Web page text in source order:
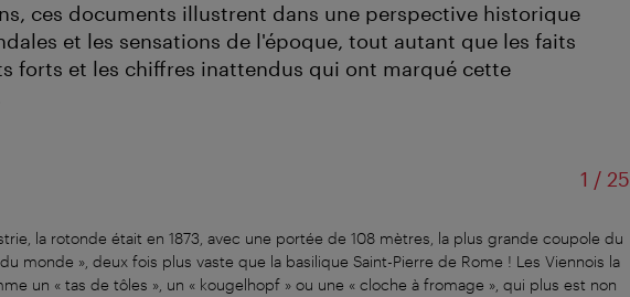
ces documents illustrent dans une perspective historique
et les sensations de l'époque, tout autant que les faits
forts et les chiffres inattendus qui ont marqué cette
1 /of25
la rotonde était en 1873, avec une portée de 108 mètres, la plus grande coupole du
monde », deux fois plus vaste que la basilique Saint-Pierre de Rome ! Les Viennois la
un « tas de tôles », un « kougelhopf » ou une « cloche à fromage », qui plus est non